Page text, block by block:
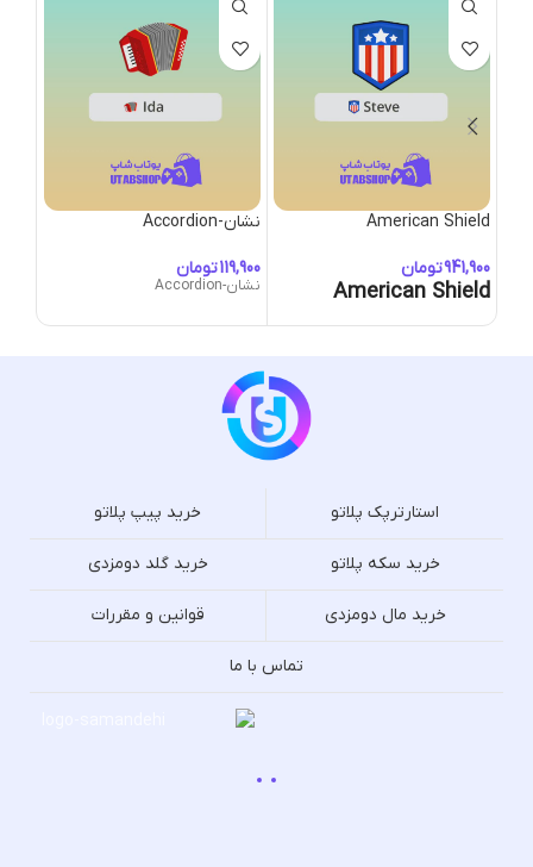
American Shield
تومان
American Shield
نشان-Accordion
تومان
نشان-Accordion
استارترپک پلاتو خرید پیپ پلاتو
خرید سکه پلاتو خرید گلد دومزدی
خرید مال دومزدی قوانین و مقررات
تماس با ما